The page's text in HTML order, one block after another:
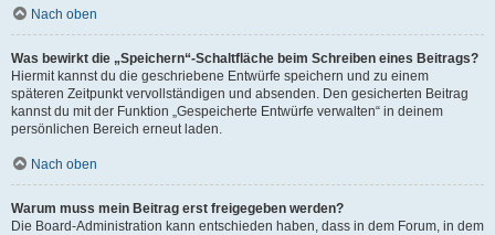
Nach oben
Was bewirkt die „Speichern“-Schaltfläche beim Schreiben eines Beitrags?
Hiermit kannst du die geschriebene Entwürfe speichern und zu einem
späteren Zeitpunkt vervollständigen und absenden. Den gesicherten Beitrag
kannst du mit der Funktion „Gespeicherte Entwürfe verwalten“ in deinem
persönlichen Bereich erneut laden.
Nach oben
Warum muss mein Beitrag erst freigegeben werden?
Die Board-Administration kann entschieden haben, dass in dem Forum, in dem